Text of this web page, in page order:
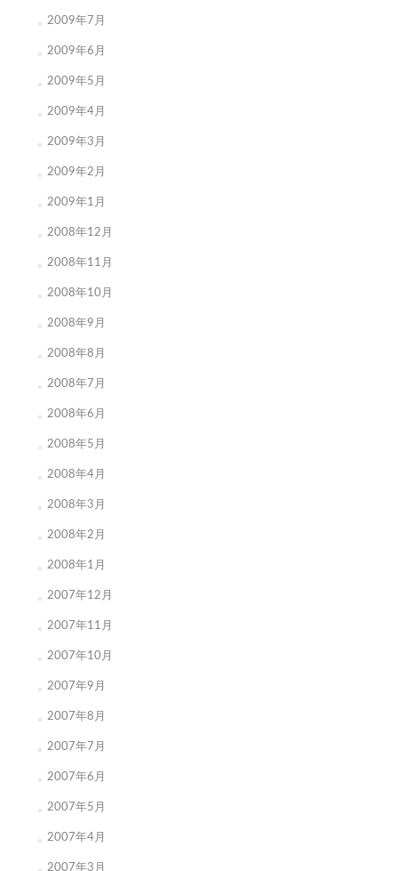
2009年7月
2009年6月
2009年5月
2009年4月
2009年3月
2009年2月
2009年1月
2008年12月
2008年11月
2008年10月
2008年9月
2008年8月
2008年7月
2008年6月
2008年5月
2008年4月
2008年3月
2008年2月
2008年1月
2007年12月
2007年11月
2007年10月
2007年9月
2007年8月
2007年7月
2007年6月
2007年5月
2007年4月
2007年3月